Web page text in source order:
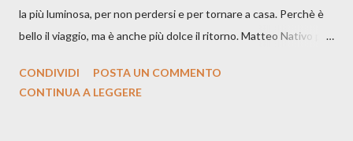
la più luminosa, per non perdersi e per tornare a casa. Perchè è
bello il viaggio, ma è anche più dolce il ritorno. Matteo Nativo per
indubbiamente matura e consapevole oltre che con ottimi
CONDIVIDI
POSTA UN COMMENTO
CONTINUA A LEGGERE